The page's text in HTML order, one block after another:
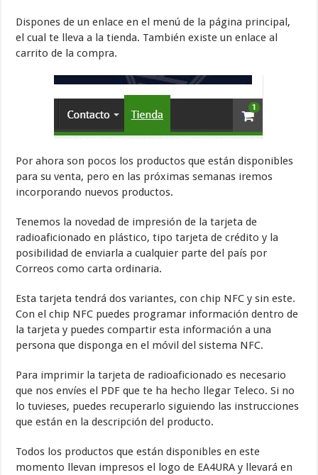
Dispones de un enlace en el menú de la página principal,
el cual te lleva a la tienda. También existe un enlace al
carrito de la compra.
Por ahora son pocos los productos que están disponibles
para su venta, pero en las próximas semanas iremos
incorporando nuevos productos.
Tenemos la novedad de impresión de la tarjeta de
radioaficionado en plástico, tipo tarjeta de crédito y la
posibilidad de enviarla a cualquier parte del país por
Correos como carta ordinaria.
Esta tarjeta tendrá dos variantes, con chip NFC y sin este.
Con el chip NFC puedes programar información dentro de
la tarjeta y puedes compartir esta información a una
persona que disponga en el móvil del sistema NFC.
Para imprimir la tarjeta de radioaficionado es necesario
que nos envíes el PDF que te ha hecho llegar Teleco. Si no
lo tuvieses, puedes recuperarlo siguiendo las instrucciones
que están en la descripción del producto.
Todos los productos que están disponibles en este
momento llevan impresos el logo de EA4URA y llevará en